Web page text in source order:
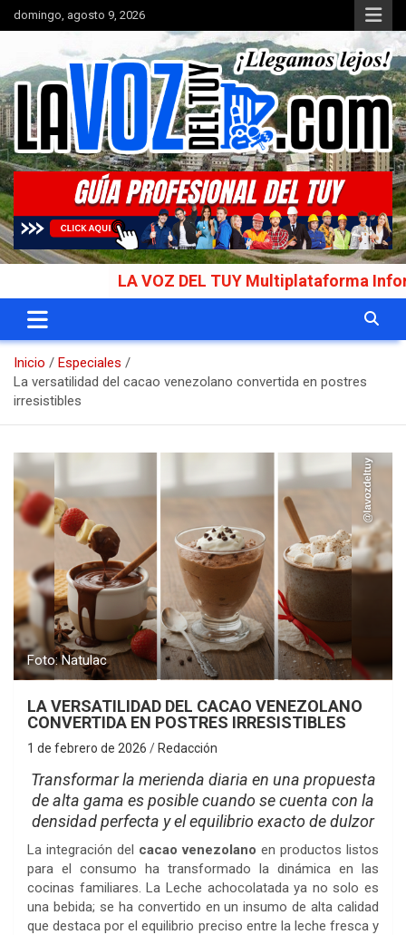
Saltar
al
domingo, agosto 9, 2026
La Voz del Tuy
Portal de noticias
LA VOZ DEL TUY Multiplataforma
Inicio
Especiales
La versatilidad del cacao venezolano convertida en postres
irresistibles
Foto: Natulac
LA VERSATILIDAD DEL CACAO VENEZOLANO
CONVERTIDA EN POSTRES IRRESISTIBLES
1 de febrero de 2026 Redacción
Transformar la merienda diaria en una propuesta
de alta gama es posible cuando se cuenta con la
densidad perfecta y el equilibrio exacto de dulzor
La integración del cacao venezolano en productos listos
para el consumo ha transformado la dinámica en las
cocinas familiares. La Leche achocolatada ya no solo es
una bebida; se ha convertido en un insumo de alta calidad
que destaca por el equilibrio preciso entre la leche fresca y